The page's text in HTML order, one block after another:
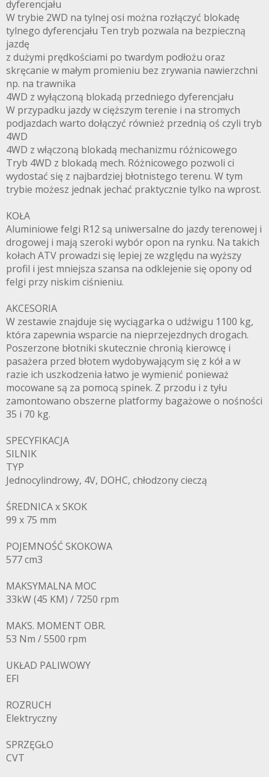
dyferencjału
W trybie 2WD na tylnej osi można rozłączyć blokadę
tylnego dyferencjału Ten tryb pozwala na bezpieczną
jazdę
z dużymi prędkościami po twardym podłożu oraz
skręcanie w małym promieniu bez zrywania nawierzchni
np. na trawnika
4WD z wyłączoną blokadą przedniego dyferencjału
W przypadku jazdy w cięższym terenie i na stromych
podjazdach warto dołączyć również przednią oś czyli tryb
4WD
4WD z włączoną blokadą mechanizmu różnicowego
Tryb 4WD z blokadą mech. Różnicowego pozwoli ci
wydostać się z najbardziej błotnistego terenu. W tym
trybie możesz jednak jechać praktycznie tylko na wprost.
KOŁA
Aluminiowe felgi R12 są uniwersalne do jazdy terenowej i
drogowej i mają szeroki wybór opon na rynku. Na takich
kołach ATV prowadzi się lepiej ze względu na wyższy
profil i jest mniejsza szansa na odklejenie się opony od
felgi przy niskim ciśnieniu.
AKCESORIA
W zestawie znajduje się wyciągarka o udźwigu 1100 kg,
która zapewnia wsparcie na nieprzejezdnych drogach.
Poszerzone błotniki skutecznie chronią kierowcę i
pasażera przed błotem wydobywającym się z kół a w
razie ich uszkodzenia łatwo je wymienić ponieważ
mocowane są za pomocą spinek. Z przodu i z tyłu
zamontowano obszerne platformy bagażowe o nośności
35 i 70 kg.
SPECYFIKACJA
SILNIK
TYP
Jednocylindrowy, 4V, DOHC, chłodzony cieczą
ŚREDNICA x SKOK
99 x 75 mm
POJEMNOŚĆ SKOKOWA
577 cm3
MAKSYMALNA MOC
33kW (45 KM) / 7250 rpm
MAKS. MOMENT OBR.
53 Nm / 5500 rpm
UKŁAD PALIWOWY
EFI
ROZRUCH
Elektryczny
SPRZĘGŁO
CVT